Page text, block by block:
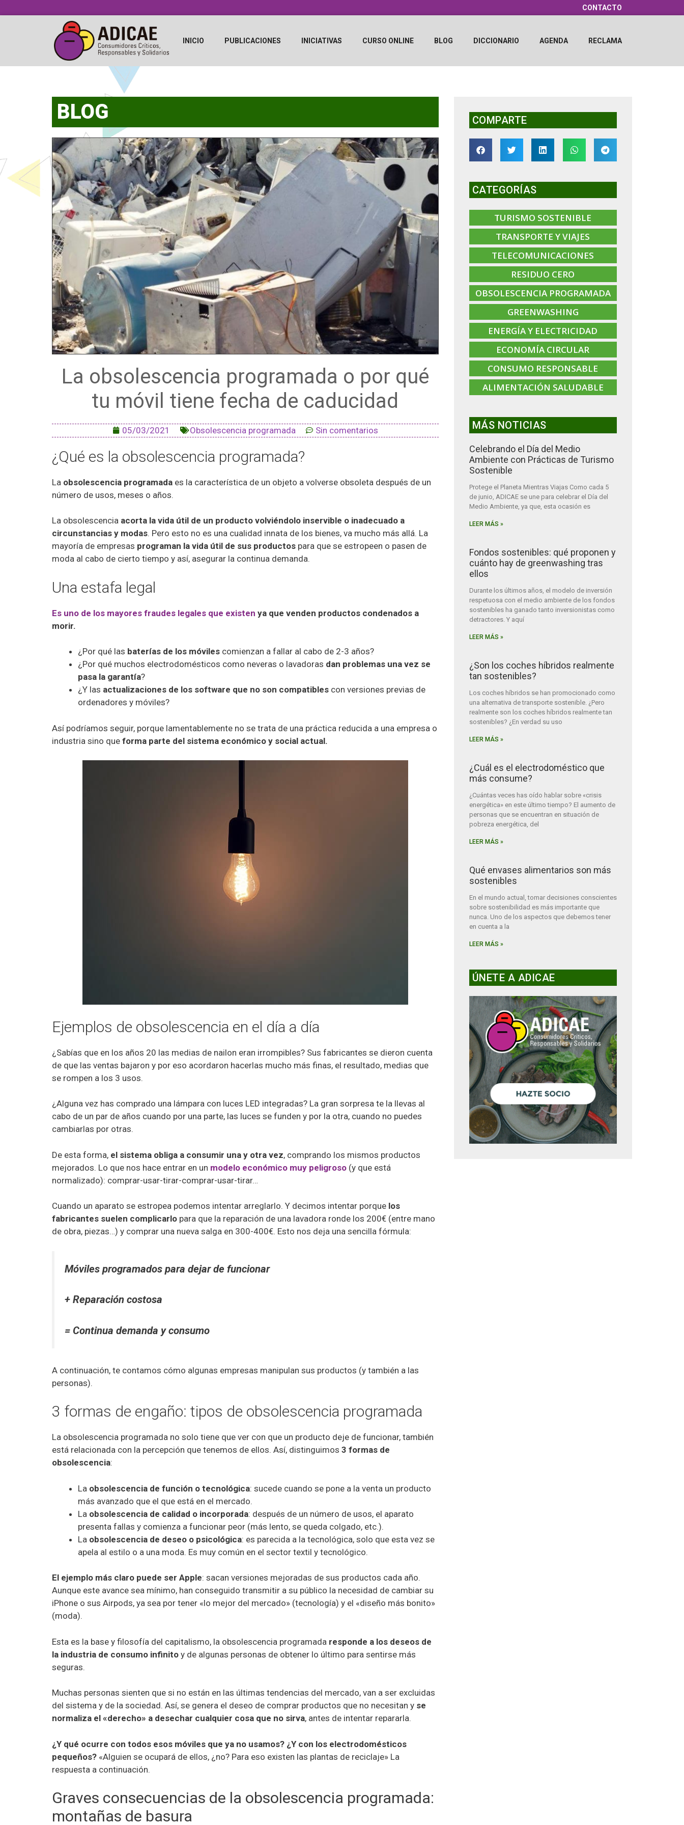
CONTACTO
INICIO PUBLICACIONES INICIATIVAS CURSO ONLINE BLOG DICCIONARIO AGENDA RECLAMA
BLOG
La obsolescencia programada o por qué
tu móvil tiene fecha de caducidad
05/03/2021 Obsolescencia programada Sin comentarios
¿Qué es la obsolescencia programada?
La obsolescencia programada es la característica de un objeto a volverse obsoleta después de un
número de usos, meses o años.
La obsolescencia acorta la vida útil de un producto volviéndolo inservible o inadecuado a
circunstancias y modas. Pero esto no es una cualidad innata de los bienes, va mucho más allá. La
mayoría de empresas programan la vida útil de sus productos para que se estropeen o pasen de
moda al cabo de cierto tiempo y así, asegurar la continua demanda.
Una estafa legal
Es uno de los mayores fraudes legales que existen ya que venden productos condenados a
morir.
¿Por qué las baterías de los móviles comienzan a fallar al cabo de 2-3 años?
¿Por qué muchos electrodomésticos como neveras o lavadoras dan problemas una vez se
pasa la garantía?
¿Y las actualizaciones de los software que no son compatibles con versiones previas de
ordenadores y móviles?
Así podríamos seguir, porque lamentablemente no se trata de una práctica reducida a una empresa o
industria sino que forma parte del sistema económico y social actual.
Ejemplos de obsolescencia en el día a día
¿Sabías que en los años 20 las medias de nailon eran irrompibles? Sus fabricantes se dieron cuenta
de que las ventas bajaron y por eso acordaron hacerlas mucho más finas, el resultado, medias que
se rompen a los 3 usos.
¿Alguna vez has comprado una lámpara con luces LED integradas? La gran sorpresa te la llevas al
cabo de un par de años cuando por una parte, las luces se funden y por la otra, cuando no puedes
cambiarlas por otras.
De esta forma, el sistema obliga a consumir una y otra vez, comprando los mismos productos
mejorados. Lo que nos hace entrar en un modelo económico muy peligroso (y que está
normalizado): comprar-usar-tirar-comprar-usar-tirar…
Cuando un aparato se estropea podemos intentar arreglarlo. Y decimos intentar porque los
fabricantes suelen complicarlo para que la reparación de una lavadora ronde los 200€ (entre mano
de obra, piezas…) y comprar una nueva salga en 300-400€. Esto nos deja una sencilla fórmula:
Móviles programados para dejar de funcionar
+ Reparación costosa
= Continua demanda y consumo
A continuación, te contamos cómo algunas empresas manipulan sus productos (y también a las
personas).
3 formas de engaño: tipos de obsolescencia programada
La obsolescencia programada no solo tiene que ver con que un producto deje de funcionar, también
está relacionada con la percepción que tenemos de ellos. Así, distinguimos 3 formas de
obsolescencia:
La obsolescencia de función o tecnológica: sucede cuando se pone a la venta un producto
más avanzado que el que está en el mercado.
La obsolescencia de calidad o incorporada: después de un número de usos, el aparato
presenta fallas y comienza a funcionar peor (más lento, se queda colgado, etc.).
La obsolescencia de deseo o psicológica: es parecida a la tecnológica, solo que esta vez se
apela al estilo o a una moda. Es muy común en el sector textil y tecnológico.
El ejemplo más claro puede ser Apple: sacan versiones mejoradas de sus productos cada año.
Aunque este avance sea mínimo, han conseguido transmitir a su público la necesidad de cambiar su
iPhone o sus Airpods, ya sea por tener «lo mejor del mercado» (tecnología) y el «diseño más bonito»
(moda).
Esta es la base y filosofía del capitalismo, la obsolescencia programada responde a los deseos de
la industria de consumo infinito y de algunas personas de obtener lo último para sentirse más
seguras.
Muchas personas sienten que si no están en las últimas tendencias del mercado, van a ser excluidas
del sistema y de la sociedad. Así, se genera el deseo de comprar productos que no necesitan y se
normaliza el «derecho» a desechar cualquier cosa que no sirva, antes de intentar repararla.
¿Y qué ocurre con todos esos móviles que ya no usamos? ¿Y con los electrodomésticos
pequeños? «Alguien se ocupará de ellos, ¿no? Para eso existen las plantas de reciclaje» La
respuesta a continuación.
Graves consecuencias de la obsolescencia programada:
montañas de basura
COMPARTE
CATEGORÍAS
TURISMO SOSTENIBLE
TRANSPORTE Y VIAJES
TELECOMUNICACIONES
RESIDUO CERO
OBSOLESCENCIA PROGRAMADA
GREENWASHING
ENERGÍA Y ELECTRICIDAD
ECONOMÍA CIRCULAR
CONSUMO RESPONSABLE
ALIMENTACIÓN SALUDABLE
MÁS NOTICIAS
Celebrando el Día del Medio
Ambiente con Prácticas de Turismo
Sostenible
Protege el Planeta Mientras Viajas Como cada 5
de junio, ADICAE se une para celebrar el Día del
Medio Ambiente, ya que, esta ocasión es
LEER MÁS »
Fondos sostenibles: qué proponen y
cuánto hay de greenwashing tras
ellos
Durante los últimos años, el modelo de inversión
respetuosa con el medio ambiente de los fondos
sostenibles ha ganado tanto inversionistas como
detractores. Y aquí
LEER MÁS »
¿Son los coches híbridos realmente
tan sostenibles?
Los coches híbridos se han promocionado como
una alternativa de transporte sostenible. ¿Pero
realmente son los coches híbridos realmente tan
sostenibles? ¿En verdad su uso
LEER MÁS »
¿Cuál es el electrodoméstico que
más consume?
¿Cuántas veces has oído hablar sobre «crisis
energética» en este último tiempo? El aumento de
personas que se encuentran en situación de
pobreza energética, del
LEER MÁS »
Qué envases alimentarios son más
sostenibles
En el mundo actual, tomar decisiones conscientes
sobre sostenibilidad es más importante que
nunca. Uno de los aspectos que debemos tener
en cuenta a la
LEER MÁS »
ÚNETE A ADICAE